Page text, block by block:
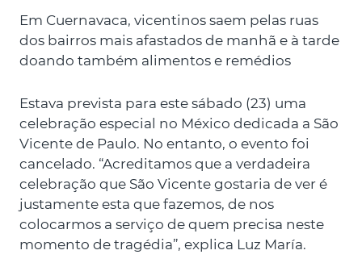
Em Cuernavaca, vicentinos saem pelas ruas
dos bairros mais afastados de manhã e à tarde
doando também alimentos e remédios
Estava prevista para este sábado (23) uma
celebração especial no México dedicada a São
Vicente de Paulo. No entanto, o evento foi
cancelado. “Acreditamos que a verdadeira
celebração que São Vicente gostaria de ver é
justamente esta que fazemos, de nos
colocarmos a serviço de quem precisa neste
momento de tragédia”, explica Luz María.